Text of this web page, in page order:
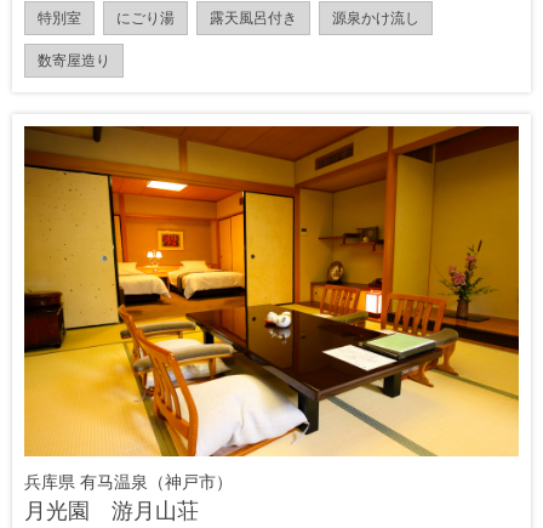
特別室 にごり湯 露天風呂付き 源泉かけ流し
数寄屋造り
兵库県 有马温泉（神戸市）
月光園 游月山荘